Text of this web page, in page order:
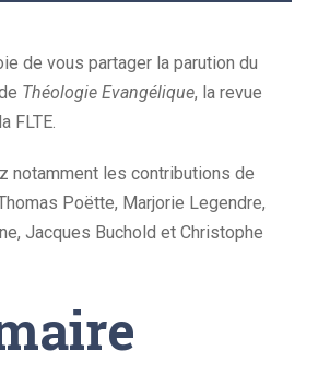
de vous partager la parution du
Théologie Evangélique, la revue
FLTE.
notamment les contributions de
Poëtte, Marjorie Legendre,
Jacques Buchold et Christophe